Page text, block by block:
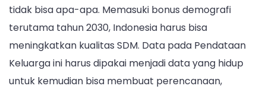
tidak bisa apa-apa. Memasuki bonus demografi
terutama tahun 2030, Indonesia harus bisa
meningkatkan kualitas SDM. Data pada Pendataan
Keluarga ini harus dipakai menjadi data yang hidup
untuk kemudian bisa membuat perencanaan,